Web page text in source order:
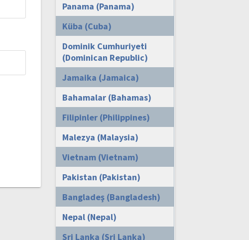
Panama (Panama)
Küba (Cuba)
Dominik Cumhuriyeti
(Dominican Republic)
Jamaika (Jamaica)
Bahamalar (Bahamas)
Filipinler (Philippines)
Malezya (Malaysia)
Vietnam (Vietnam)
Pakistan (Pakistan)
Bangladeş (Bangladesh)
Nepal (Nepal)
Sri Lanka (Sri Lanka)